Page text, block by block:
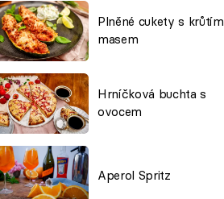
Plněné cukety s krůtím
masem
Hrníčková buchta s
ovocem
Aperol Spritz